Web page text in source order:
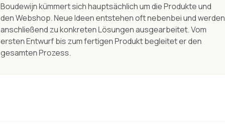
Boudewijn kümmert sich hauptsächlich um die Produkte und
den Webshop. Neue Ideen entstehen oft nebenbei und werden
anschließend zu konkreten Lösungen ausgearbeitet. Vom
ersten Entwurf bis zum fertigen Produkt begleitet er den
gesamten Prozess.